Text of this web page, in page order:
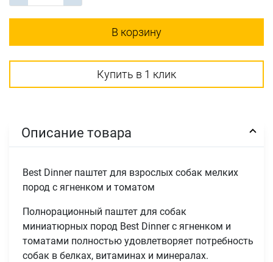
В корзину
Купить в 1 клик
Описание товара
Best Dinner паштет для взрослых собак мелких
пород с ягненком и томатом
Полнорационный паштет для собак
миниатюрных пород Best Dinner с ягненком и
томатами полностью удовлетворяет потребность
собак в белках, витаминах и минералах.